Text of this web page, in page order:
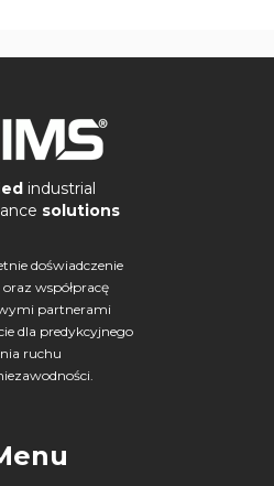
industrial
solutions
doświadczenie
oraz współpracę
partnerami
dla predykcyjnego
ruchu